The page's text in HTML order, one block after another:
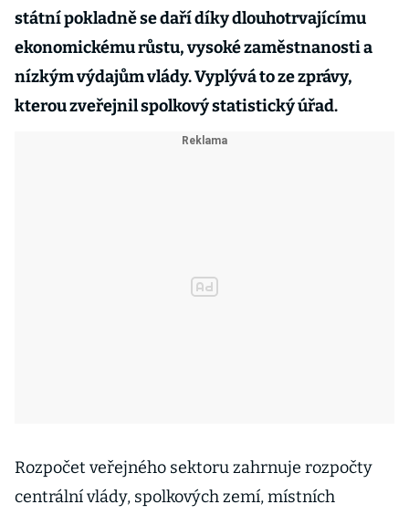
státní pokladně se daří díky dlouhotrvajícímu
ekonomickému růstu, vysoké zaměstnanosti a
nízkým výdajům vlády. Vyplývá to ze zprávy,
kterou zveřejnil spolkový statistický úřad.
Rozpočet veřejného sektoru zahrnuje rozpočty
centrální vlády, spolkových zemí, místních